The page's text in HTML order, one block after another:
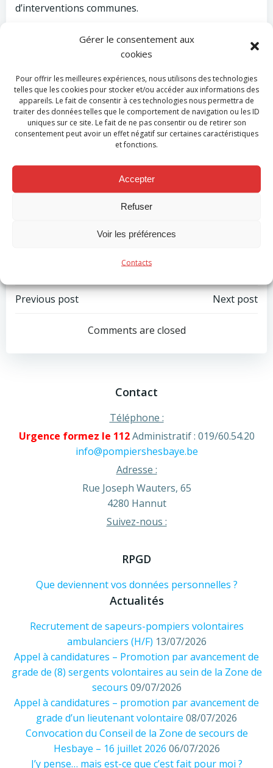
Gérer le consentement aux
cookies
Pour offrir les meilleures expériences, nous utilisons des technologies
telles que les cookies pour stocker et/ou accéder aux informations des
appareils. Le fait de consentir à ces technologies nous permettra de
traiter des données telles que le comportement de navigation ou les ID
uniques sur ce site. Le fait de ne pas consentir ou de retirer son
consentement peut avoir un effet négatif sur certaines caractéristiques
et fonctions.
Accepter
Refuser
Voir les préférences
Contacts
d’interventions communes.
Merci aux collègues Limbourgeois pour leur
participation, ainsi qu’aux responsables de la société
et personnel lors de cette collaboration.
Merci également à la cellule de planification
d’urgence de Hesbaye ainsi qu’aux autorités de la
commune d’Oreye soucieuses de l’organisation des
Post
navigation
Previous post
navigation
Next post
Comments are closed
Contact
Téléphone :
Urgence formez le 112Administratif : 019/60.54.20
info@pompiershesbaye.be
Adresse :
Rue Joseph Wauters, 65
4280 Hannut
Suivez-nous :
RPGD
Que deviennent vos données personnelles ?
Actualités
Recrutement de sapeurs-pompiers volontaires
ambulanciers (H/F) 13/07/2026
Appel à candidatures – Promotion par avancement de
grade de (8) sergents volontaires au sein de la Zone de
secours 09/07/2026
Appel à candidatures – promotion par avancement de
grade d’un lieutenant volontaire 08/07/2026
Convocation du Conseil de la Zone de secours de
Hesbaye – 16 juillet 2026 06/07/2026
J’y pense… mais est-ce que c’est fait pour moi ?